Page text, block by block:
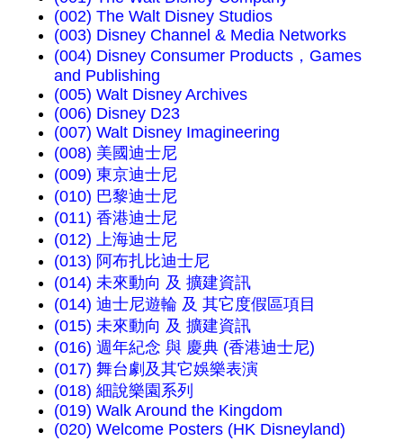
(002) The Walt Disney Studios
(003) Disney Channel & Media Networks
(004) Disney Consumer Products，Games
and Publishing
(005) Walt Disney Archives
(006) Disney D23
(007) Walt Disney Imagineering
(008) 美國迪士尼
(009) 東京迪士尼
(010) 巴黎迪士尼
(011) 香港迪士尼
(012) 上海迪士尼
(013) 阿布扎比迪士尼
(014) 未來動向 及 擴建資訊
(014) 迪士尼遊輪 及 其它度假區項目
(015) 未來動向 及 擴建資訊
(016) 週年紀念 與 慶典 (香港迪士尼)
(017) 舞台劇及其它娛樂表演
(018) 細說樂園系列
(019) Walk Around the Kingdom
(020) Welcome Posters (HK Disneyland)